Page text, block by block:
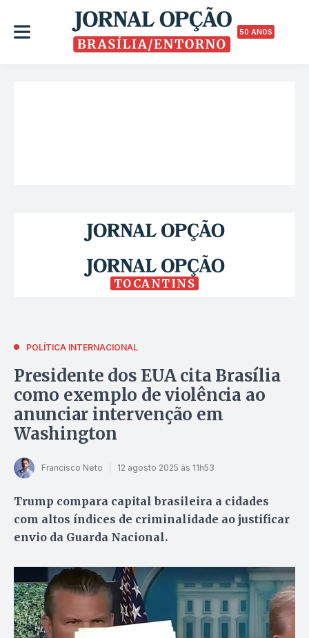
50 ANOS
TOCANTINS
POLÍTICA INTERNACIONAL
Presidente dos EUA cita Brasília
como exemplo de violência ao
anunciar intervenção em
Washington
Francisco Neto 12 agosto 2025 às 11h53
Trump compara capital brasileira a cidades
com altos índices de criminalidade ao justificar
envio da Guarda Nacional.